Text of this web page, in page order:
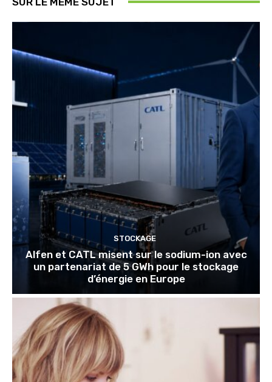
STOCKAGE
Alfen et CATL misent sur le sodium-ion avec
un partenariat de 5 GWh pour le stockage
d’énergie en Europe